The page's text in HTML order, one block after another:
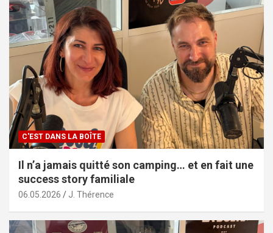
C'EST DANS LA BOÎTE
Il n’a jamais quitté son camping… et en fait une
success story familiale
06.05.2026 J. Thérence